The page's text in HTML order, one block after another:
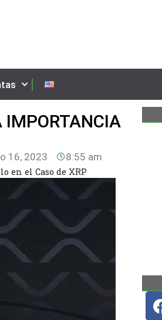
IMPORTANCIA
16, 2023 8:55 am
en el Caso de XRP